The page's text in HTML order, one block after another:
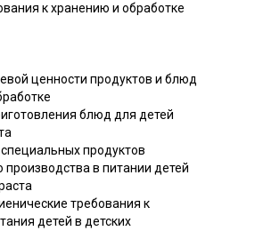
к хранению и обработке
ценности продуктов и блюд
блюд для детей
продуктов
в питании детей
требования к
детей в детских